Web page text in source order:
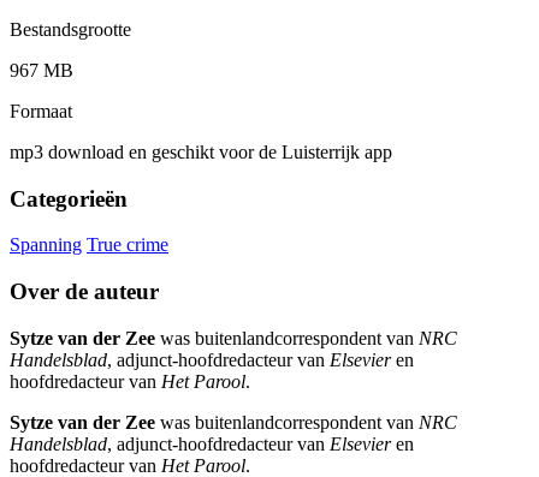
Bestandsgrootte
967 MB
Formaat
mp3 download en geschikt voor de Luisterrijk app
Categorieën
Spanning True crime
Over de auteur
Sytze van der Zee was buitenlandcorrespondent van NRC
Handelsblad, adjunct-hoofdredacteur van Elsevieren
hoofdredacteur van Het Parool.
Sytze van der Zee was buitenlandcorrespondent van NRC
Handelsblad, adjunct-hoofdredacteur van Elsevieren
hoofdredacteur van Het Parool.